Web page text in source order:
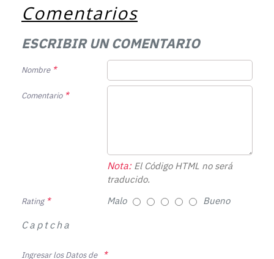
Comentarios
ESCRIBIR UN COMENTARIO
Nombre
Comentario
Nota:El Código HTML no será
traducido.
Rating Malo Bueno
Captcha
Ingresar los Datos de